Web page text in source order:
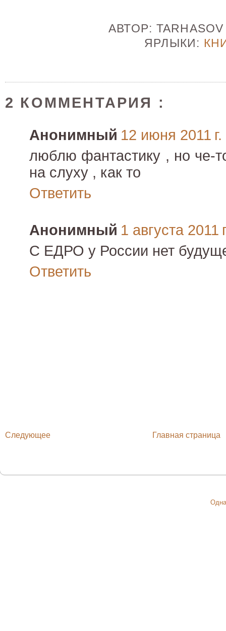
АВТОР:
ЯРЛЫКИ:
2 КОММЕНТАРИЯ :
Анонимный 12 июня 2011
люблю фантастику , но че-
на слуху , как то
Ответить
Анонимный 1 августа 2011
С ЕДРО у России нет
Ответить
Следующее Главная страница